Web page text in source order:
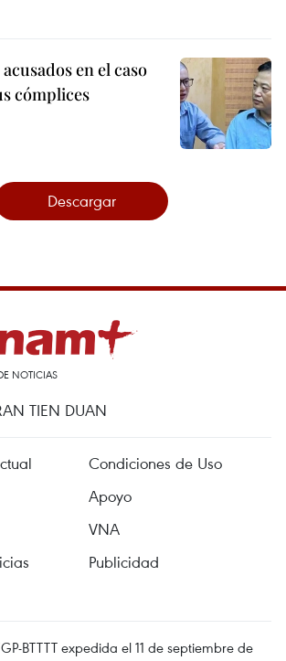
en el caso
cómplices
Descargar
NOTICIAS
TIEN DUAN
Condiciones de Uso
Apoyo
VNA
Publicidad
BTTTT expedida el 11 de septiembre de